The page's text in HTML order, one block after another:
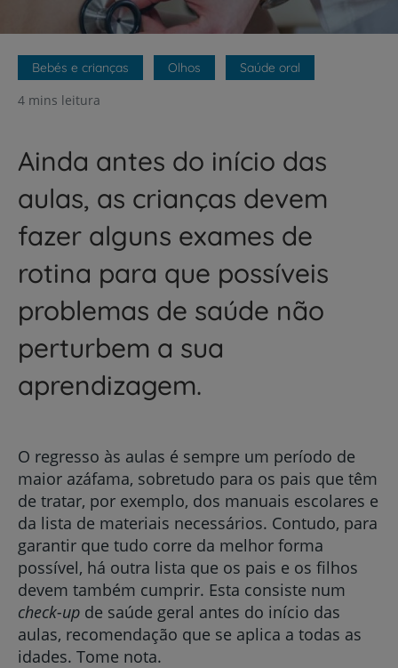
Bebés e crianças Olhos Saúde oral
4 mins leitura
Ainda antes do início das
aulas, as crianças devem
fazer alguns exames de
rotina para que possíveis
problemas de saúde não
perturbem a sua
aprendizagem.
O regresso às aulas é sempre um período de
maior azáfama, sobretudo para os pais que têm
de tratar, por exemplo, dos manuais escolares e
da lista de materiais necessários. Contudo, para
garantir que tudo corre da melhor forma
possível, há outra lista que os pais e os filhos
devem também cumprir. Esta consiste num
check-up de saúde geral antes do início das
aulas, recomendação que se aplica a todas as
idades. Tome nota.